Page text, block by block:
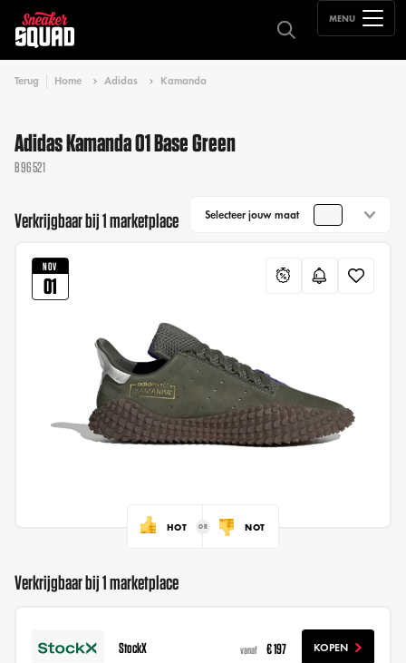
MENU
Terug Home Adidas Kamanda
Adidas Kamanda 01 Base Green
B96521
Verkrijgbaar bij 1 marketplace Selecteer jouw maat
NOV
01
HOT NOT
Verkrijgbaar bij 1 marketplace
StockX vanaf € 197 KOPEN